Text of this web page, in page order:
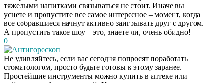
тяжелыми напитками связываться не стоит. Иначе вы
уснете и пропустите все самое интересное – момент, когда
все собравшиеся начнут активно заигрывать друг с другом.
А пропустить такое шоу – это, знаете ли, очень обидно!
0
Антигороскоп
Не удивляйтесь, если вас сегодня попросят поработать
стоматологом, просто будьте готовы к этому заранее.
Простейшие инструменты можно купить в аптеке или